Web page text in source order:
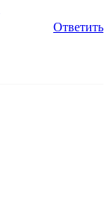
Ответить